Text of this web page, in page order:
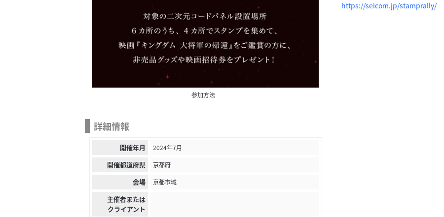
参加方法
https://seicom.jp/stamprally/
詳細情報
開催年月 2024年7月
開催都道府県 京都府
会場 京都市域
主催者または
クライアント